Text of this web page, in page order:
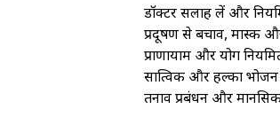
डॉक्टर सलाह लें और
प्रदूषण से बचाव, मास्क
प्राणायाम और योग
सात्विक और हल्का
तनाव प्रबंधन और